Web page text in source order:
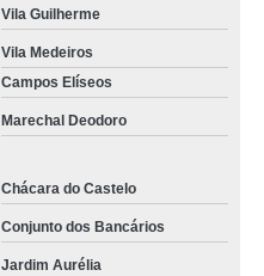
Vila Guilherme
Vila Medeiros
Campos Elíseos
Marechal Deodoro
Chácara do Castelo
Conjunto dos Bancários
Jardim Aurélia